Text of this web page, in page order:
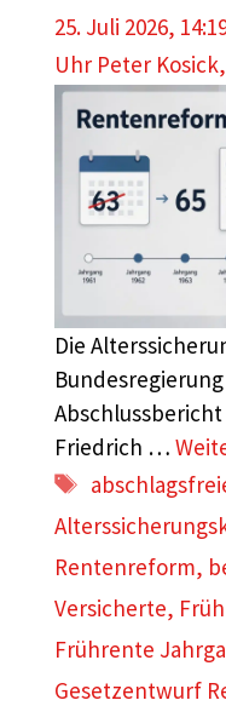
25. Juli 2026,
Uhr Peter Kosick,
Die
Friedrich …
Schlagwörter
Rentenreform,
Versicherte,
Frührente
Gesetzentwurf